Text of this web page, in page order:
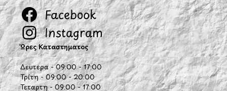
Facebook
Instagram
Ώρες Καταστήματος
Δευτέρα - 09:00 - 17:00
Τρίτη - 09:00 - 20:00
Τετάρτη - 09:00 - 17:00